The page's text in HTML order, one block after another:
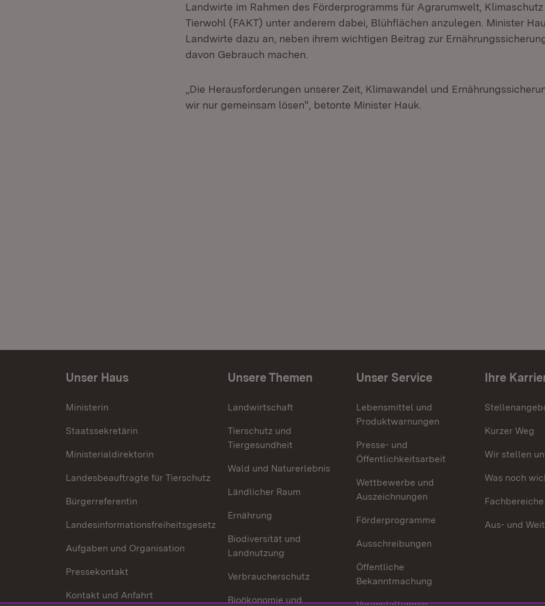
Landwirte im Rahmen des Förderprogramms für Agrarumwelt, Klimaschutz
Tierwohl (FAKT) unter anderem dabei, Blühflächen anzulegen. Minister
Landwirte dazu an, neben ihrem wichtigen Beitrag zur
davon Gebrauch machen.
„Die Herausforderungen unserer Zeit, Klimawandel und
wir nur gemeinsam lösen", betonte Minister Hauk.
Unser Haus
Ministerin
Staatssekretärin
Ministerialdirektorin
Landesbeauftragte für Tierschutz
Bürgerreferentin
Landesinformationsfreiheitsgesetz
Aufgaben und Organisation
Pressekontakt
Kontakt und Anfahrt
Unsere Themen
Landwirtschaft
Tierschutz und
Tiergesundheit
Wald und Naturerlebnis
Ländlicher Raum
Ernährung
Biodiversität und
Landnutzung
Verbraucherschutz
Bioökonomie und
Unser Service
Lebensmittel und
Produktwarnungen
Presse- und
Öffentlichkeitsarbeit
Wettbewerbe und
Auszeichnungen
Förderprogramme
Ausschreibungen
Öffentliche
Bekanntmachung
Ihre
Kurzer Weg
Wir stellen
Was noch
Fachbereiche
Aus- und